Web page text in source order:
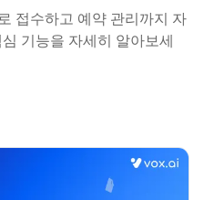
접수하고 예약 관리까지 자
기능을 자세히 알아보세